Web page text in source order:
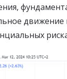
движение